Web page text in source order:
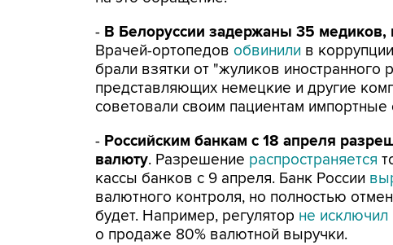
- В Белоруссии задержаны 35
Врачей-ортопедов обвинили в
брали взятки от "жуликов иностранного
представляющих немецкие и другие
советовали своим пациентам
- Российским банкам с 18 апреля
валюту. Разрешение распространяется
кассы банков с 9 апреля. Банк России
валютного контроля, но полностью
будет. Например, регулятор не исключил
о продаже 80% валютной выручки.